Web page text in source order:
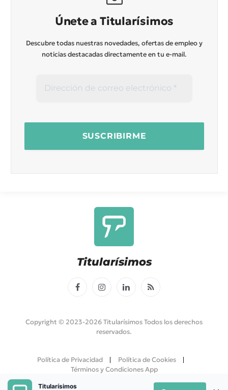
Únete a Titularísimos
Descubre todas nuestras novedades, ofertas de empleo y
noticias destacadas directamente en tu e-mail.
Titularísimos
FacebookInstagramLinkedInRSS
Copyright © 2023-2026 Titularísimos Todos los derechos
reservados.
Política de Privacidad
Política de Cookies
Términos y Condiciones App
Titularísimos